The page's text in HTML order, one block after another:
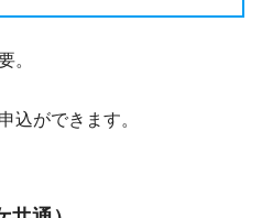
。
込ができます。